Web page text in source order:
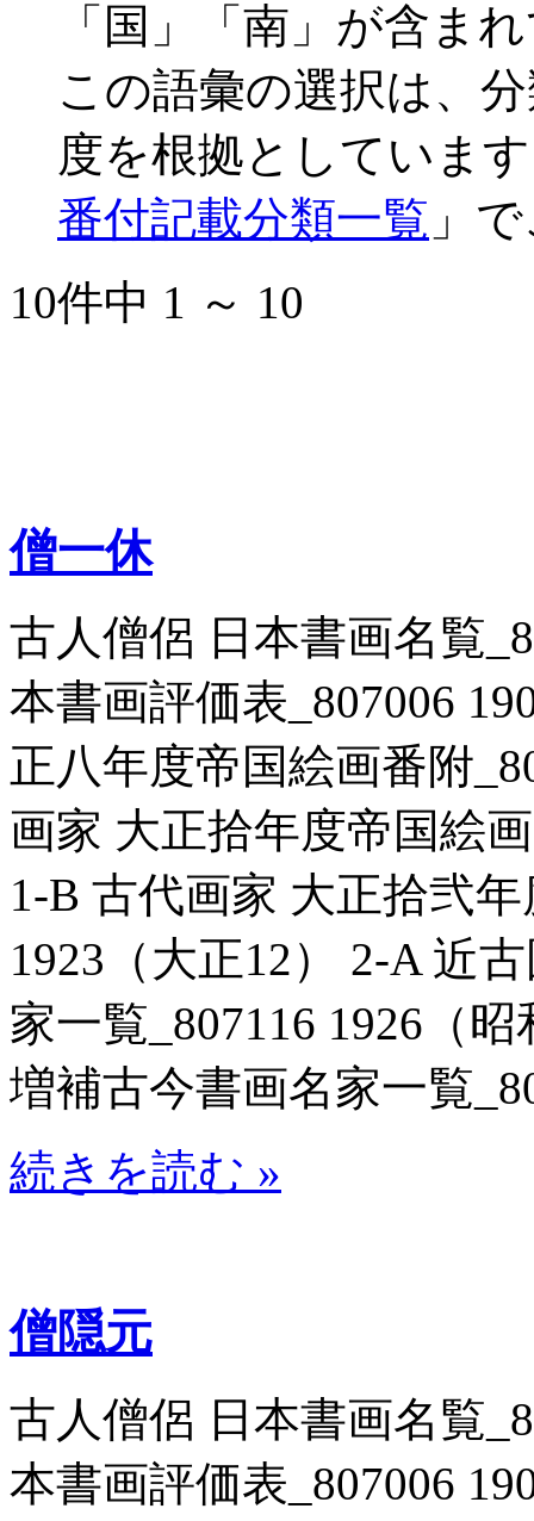
「国」「南」が含ま
この語彙の選択は、
度を根拠としていま
番付記載分類一覧 」
10件中 1 ～ 10
僧一休
古人僧侶 日本書画名覧
本書画評価表_807006
正八年度帝国絵画番附
画家 大正拾年度帝国絵
1-B 古代画家 大正拾弐
1923（大正12） 2-A 近
家一覧_807116 1926（
増補古今書画名家一覧
続きを読む »
僧隠元
古人僧侶 日本書画名覧
本書画評価表_807006